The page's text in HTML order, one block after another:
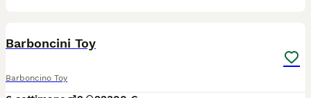
Barboncini Toy
Barboncino Toy